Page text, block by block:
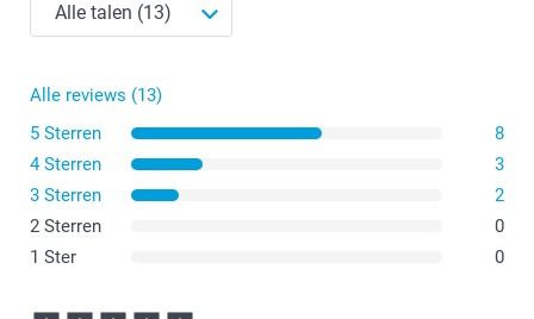
Alle reviews (13)
5 Sterren
8
4 Sterren
3
3 Sterren
2
2 Sterren
0
1 Ster
0